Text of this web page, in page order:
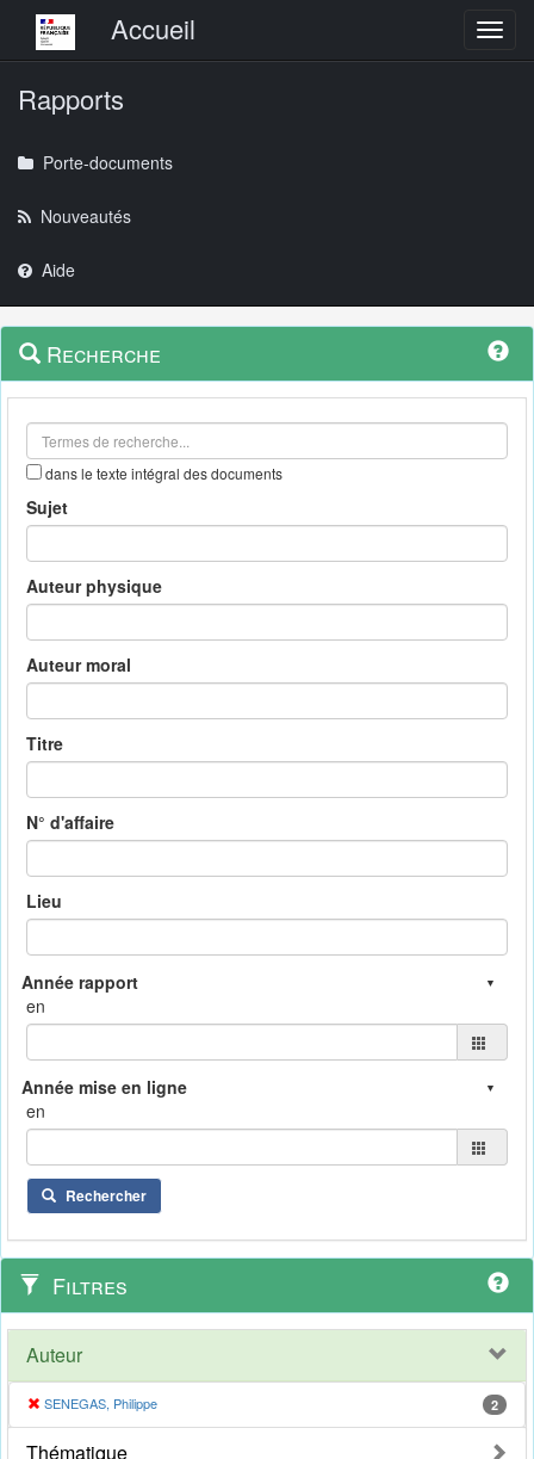
Menu principalAccueil
Rapports
Porte-documents
Nouveautés
Aide
Navigation
outils
Menu
contextuel
Recherche
dans le texte intégral des documents
Sujet
Auteur physique
Auteur moral
Titre
N° d'affaire
Lieu
en
en
Rechercher
Filtres
Auteur
SENEGAS, Philippe 2
Thématique